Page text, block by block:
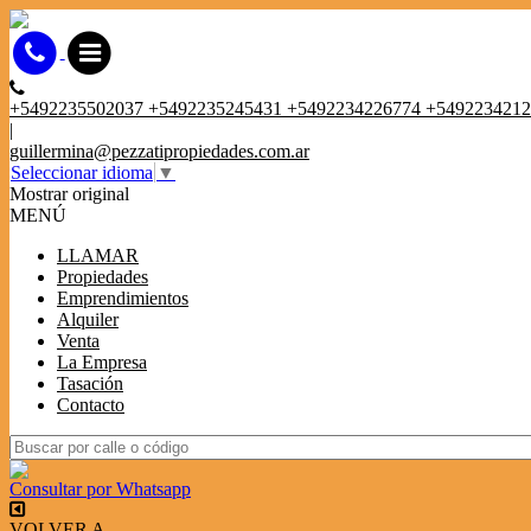
+5492235502037 +5492235245431 +5492234226774
|
guillermina@pezzatipropiedades.com.ar
Seleccionar idioma ▼
Mostrar original
MENÚ
LLAMAR
Propiedades
Emprendimientos
Alquiler
Venta
La Empresa
Tasación
Contacto
Consultar por Whatsapp